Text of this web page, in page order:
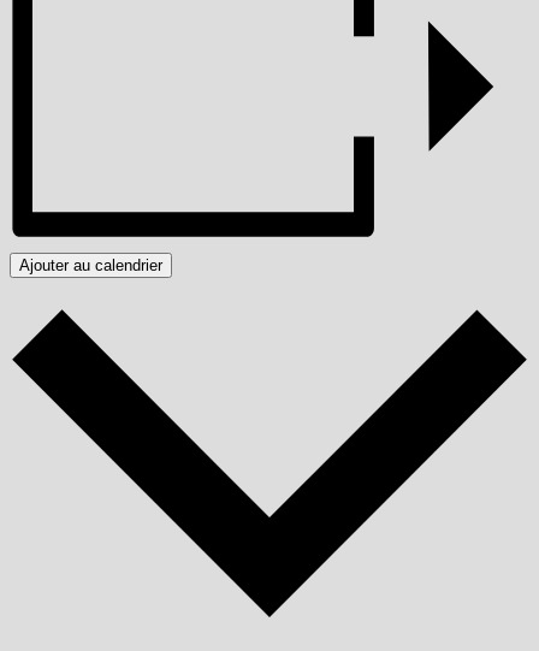
Ajouter au calendrier